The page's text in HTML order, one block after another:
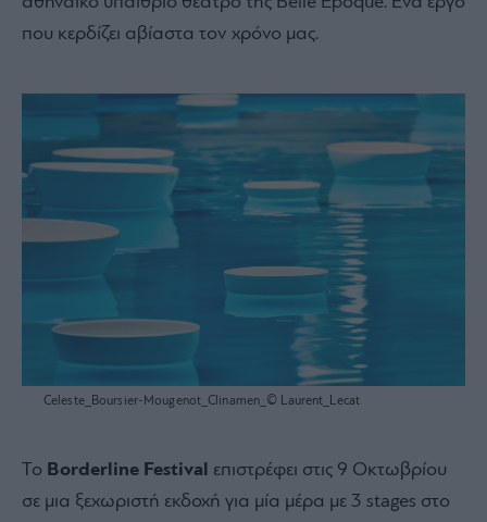
που κερδίζει αβίαστα τον χρόνο μας.
Celeste_Boursier-Mougenot_Clinamen_© Laurent_Lecat
Το Borderline Festival επιστρέφει στις 9 Οκτωβρίου
σε μια ξεχωριστή εκδοχή για μία μέρα με 3 stages στο